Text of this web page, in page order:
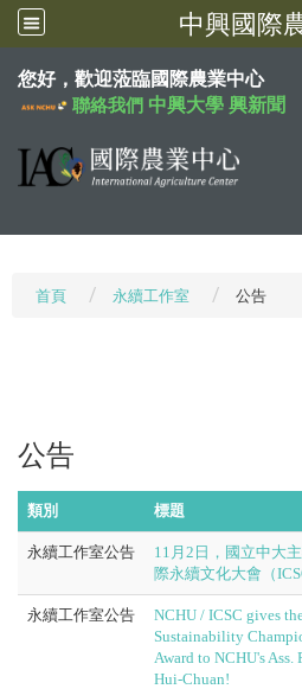
中興國際
您好，歡迎蒞臨國際農業中心
聯絡我們 中興大學 興新聞
首頁 永續工作室 公告
公告
類別 標題
永續工作室公告
11月2日，國立中大
際永續文化大會（
永續工作室公告
NCHU / ICSC gives
Sustainability
Award to NCHU's Ass.
Hui-Chuan!